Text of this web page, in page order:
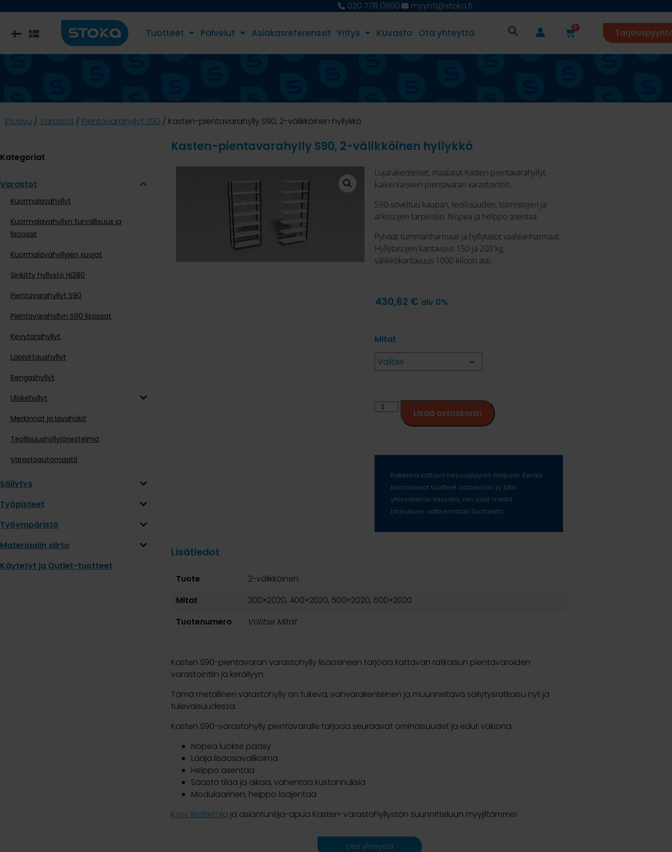
020 778 0860 myynti@stoka.fi
Tuotteet Palvelut Asiakasreferenssit Yritys Kuvasto Ota yhteyttä 0
Etusivu / Varastot / Pientavarahyllyt S90 / Kasten-pientavarahylly S90, 2-välikköinen hyllykkö
Kategoriat
Varastot
Kuormalavahyllyt
Kuormalavahyllyn turvallisuus ja
lisäosat
Kuormalavahyllyjen suojat
Sinkitty hyllystö Hi280
Pientavarahyllyt S90
Pientavarahyllyn S90 lisäosat
Kevytorsihyllyt
Läpivirtaushyllyt
Rengashyllyt
Ulokehyllyt
Merkinnät ja lavahäkit
Teollisuushyllyjärjestelmä
Varastoautomaatit
Säilytys
Työpisteet
Työympäristö
Materiaalin siirto
Käytetyt ja Outlet-tuotteet
Kasten-pientavarahylly S90, 2-välikköinen hyllykkö
Lujarakenteiset, maalatut Kasten-pientavarahyllyt
kaikenlaiseen pientavaran varastointiin.
S90-soveltuu kaupan, teollisuuden, toimistojen ja
arkistojen tarpeisiin. Nopea ja helppo asentaa.
Pylväät tummanharmaat ja hyllytasot vaaleanharmaat.
Hyllytasojen kantavuus 150 ja 200 kg,
välikkökantavuus 1000 kiloon asti.
430,62 € alv 0%
Mitat
Lisää ostoskoriin
Rakenna kattava tarjouspyyntö helposti. Kerää
kiinnostavat tuotteet ostoskoriin ja jätä
yhteystietosi kassalla, niin saat meiltä
tarjouksen valitsemistasi tuotteista.
Lisätiedot
Tuote
2-välikköinen
Mitat
300×2020, 400×2020, 500×2020, 600×2020
Tuotenumero
Valitse Mitat
Kasten S90-pientavaran varastohylly lisäosineen tarjoaa kattavan ratkaisun pientavaroiden
varastointiin ja keräilyyn.
Tämä metallinen varastohylly on tukeva, vahvarakenteinen ja muunneltava säilytysratkaisu nyt ja
tulevaisuudessa.
Kasten S90-varastohylly pientavaralle tarjoaa seuraavat ominaisuudet ja edut vakiona:
Nopea luokse pääsy
Laaja lisäosavalikoima
Helppo asentaa
Säästä tilaa ja aikaa, vähentää kustannuksia
Modulaarinen, helppo laajentaa
Kysy lisätietoja ja asiantuntija-apua Kasten-varastohyllystön suunnitteluun myyjiltämme!
Ota yhteyttä